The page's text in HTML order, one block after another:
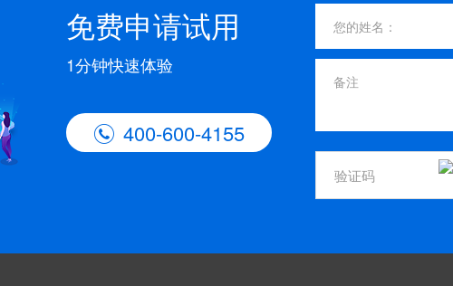
免费申请试用
1分钟快速体验
 400-600-4155